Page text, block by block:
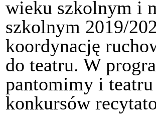
wieku szkolnym i
szkolnym 2019/
koordynację
do teatru. W
pantomimy i
konkursów